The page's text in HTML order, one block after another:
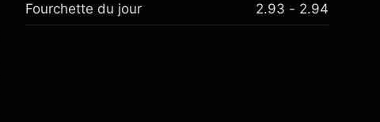
Fourchette du jour 2.93 - 2.94